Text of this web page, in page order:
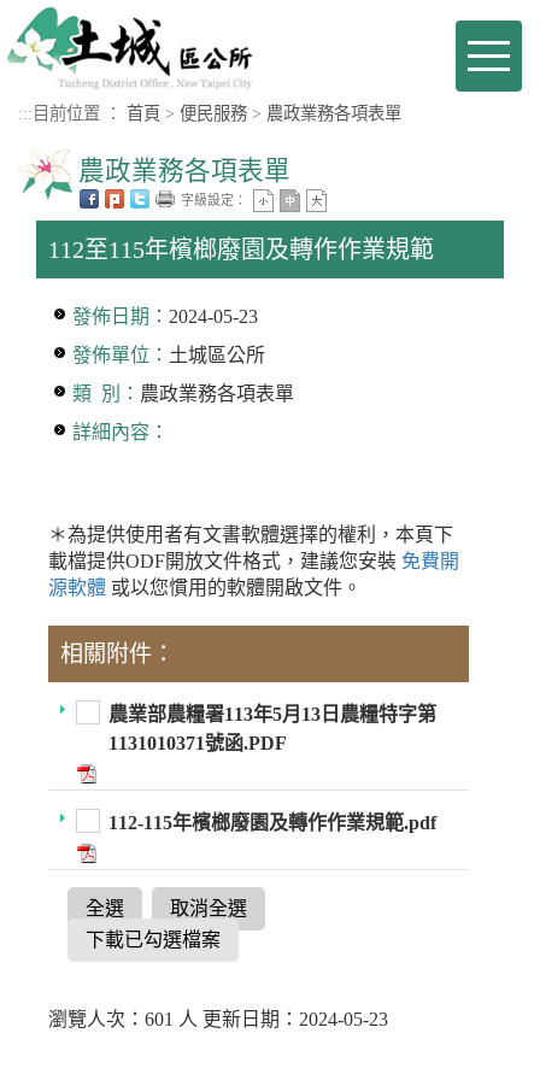
進入內容區塊
Toggle
::: 目前位置 ： 首頁 > 便民服務 > 農政業務各項表單
農政業務各項表單
字級設定：
112至115年檳榔廢園及轉作作業規範
發佈日期： 2024-05-23
發佈單位： 土城區公所
類 別： 農政業務各項表單
詳細內容：
＊為提供使用者有文書軟體選擇的權利，本頁下
載檔提供ODF開放文件格式，建議您安裝 免費開
源軟體 或以您慣用的軟體開啟文件。
相關附件：
農業部農糧署113年5月13日農糧特字第
1131010371號函.PDF
112-115年檳榔廢園及轉作作業規範.pdf
全選
取消全選
下載已勾選檔案
瀏覽人次：601 人 更新日期：2024-05-23